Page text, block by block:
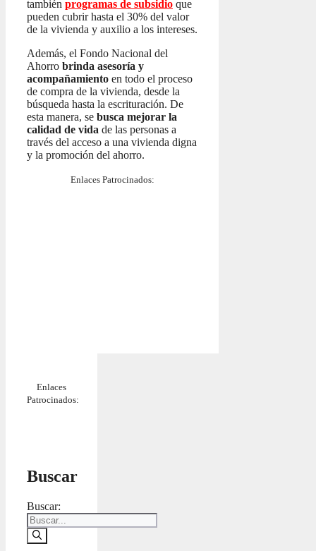
también programas de subsidio que
pueden cubrir hasta el 30% del valor
de la vivienda y auxilio a los intereses.
Además, el Fondo Nacional del
Ahorro brinda asesoría y
acompañamiento en todo el proceso
de compra de la vivienda, desde la
búsqueda hasta la escrituración. De
esta manera, se busca mejorar la
calidad de vida de las personas a
través del acceso a una vivienda digna
y la promoción del ahorro.
Enlaces Patrocinados:
Enlaces
Patrocinados:
Buscar
Buscar: